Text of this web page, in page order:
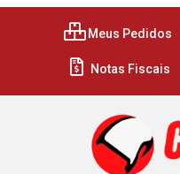
Meus Pedidos
Notas Fiscais